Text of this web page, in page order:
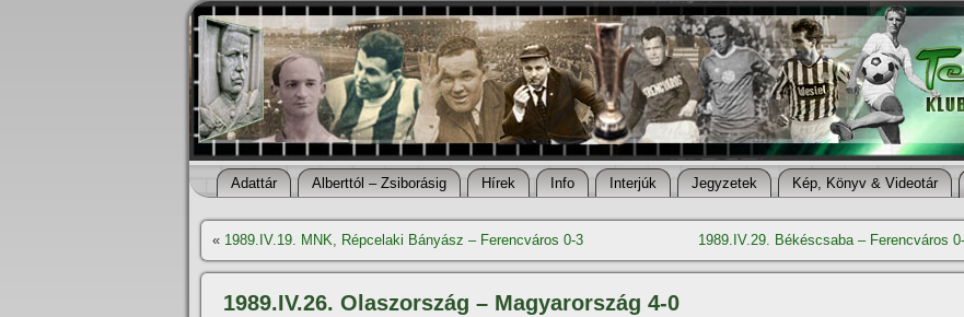
Adattár Alberttól – Zsiborásig Hí­rek Info Interjúk Jegyzetek Kép, Könyv & Videotár
« 1989.IV.19. MNK, Répcelaki Bányász – Ferencváros 0-3 1989.IV.29. Békéscsaba – Ferencváros
1989.IV.26. Olaszország – Magyarország 4-0